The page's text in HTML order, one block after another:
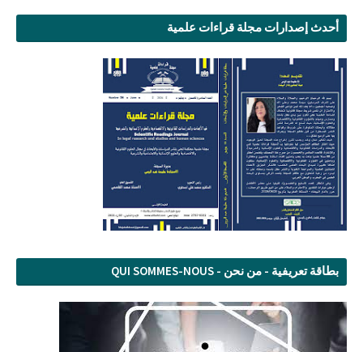
أحدث إصدارات مجلة قراءات علمية
بطاقة تعريفية - من نحن - QUI SOMMES-NOUS